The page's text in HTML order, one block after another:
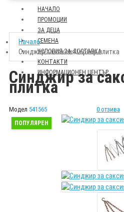
НАЧАЛО
ПРОМОЦИИ
ЗА ДЕЦА
СЕМЕНА
УСЛОВИЯ ЗА ДОСТАВКА
КОНТАКТИ
ИНФОРМАЦИОНЕН ЦЕНТЪР
Начало
Синджир за саксия Гербер плитка
Синджир за
плитка
Модел 541565 0 отзива
ПОПУЛЯРЕН